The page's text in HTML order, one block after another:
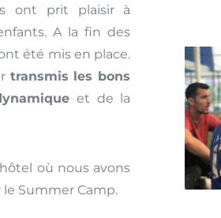
ont prit plaisir à
A la fin des
été mis en place.
transmis les bons
et de la
où nous avons
Summer Camp.